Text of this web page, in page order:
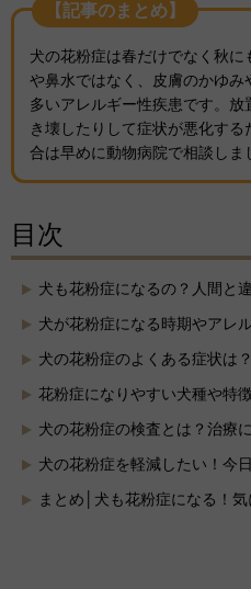
【記事のまとめ】
犬の花粉症は春だけでなく秋
や鼻水ではなく、皮膚のかゆ
多いアレルギー性疾患です。
き壊したりして症状が悪化す
合は早めに動物病院で相談しま
目次
犬も花粉症になるの？人間と
犬が花粉症になる時期やアレ
犬の花粉症のよくある症状は？
花粉症になりやすい犬種や特
犬の花粉症の検査とは？治療
犬の花粉症を軽減したい！今
まとめ│犬も花粉症になる！